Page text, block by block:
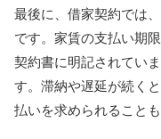
最後に、借家契約では
です。家賃の支払い期
契約書に明記されてい
す。滞納や遅延が続く
払いを求められること